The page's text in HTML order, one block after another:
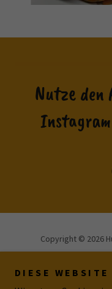
Nutze
Copyright © 2026
DIESE WEBSITE